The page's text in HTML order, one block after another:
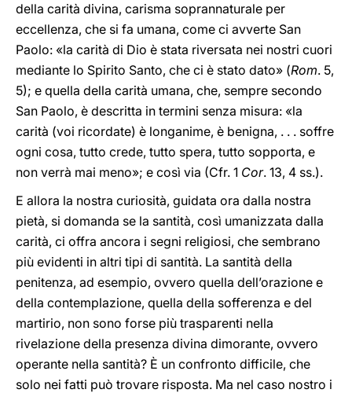
della carità divina, carisma soprannaturale per
eccellenza, che si fa umana, come ci avverte San
Paolo: «la carità di Dio è stata riversata nei nostri cuori
mediante lo Spirito Santo, che ci è stato dato» (Rom. 5,
5); e quella della carità umana, che, sempre secondo
San Paolo, è descritta in termini senza misura: «la
carità (voi ricordate) è longanime, è benigna, . . . soffre
ogni cosa, tutto crede, tutto spera, tutto sopporta, e
non verrà mai meno»; e così via (Cfr. 1 Cor. 13, 4 ss.).
E allora la nostra curiosità, guidata ora dalla nostra
pietà, si domanda se la santità, così umanizzata dalla
carità, ci offra ancora i segni religiosi, che sembrano
più evidenti in altri tipi di santità. La santità della
penitenza, ad esempio, ovvero quella dell’orazione e
della contemplazione, quella della sofferenza e del
martirio, non sono forse più trasparenti nella
rivelazione della presenza divina dimorante, ovvero
operante nella santità? È un confronto difficile, che
solo nei fatti può trovare risposta. Ma nel caso nostro i